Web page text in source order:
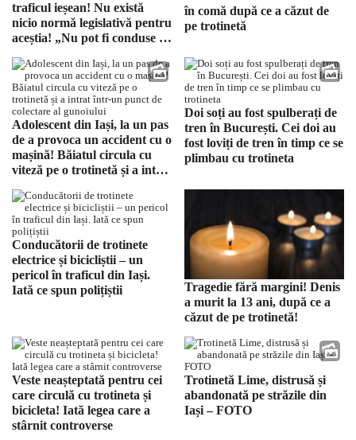
traficul ieșean! Nu există
nicio normă legislativă pentru
aceștia! „Nu pot fi conduse pe
în comă după ce a căzut de
pe trotinetă
Adolescent din Iași, la un pas
de a provoca un accident cu o
mașină! Băiatul circula cu
viteză pe o trotinetă și a intrat
gunoiului
Doi soți au fost spulberați de
tren în București. Cei doi au
fost loviți de tren în timp ce se
plimbau cu trotineta
Conducătorii de trotinete
electrice și bicicliștii – un
pericol în traficul din Iași.
Iată ce spun polițiștii
Tragedie fără margini! Denis
a murit la 13 ani, după ce a
căzut de pe trotinetă!
Veste neașteptată pentru cei
care circulă cu trotineta și
bicicleta! Iată legea care a
stârnit controverse
Trotinetă Lime, distrusă și
abandonată pe străzile din
Iași – FOTO